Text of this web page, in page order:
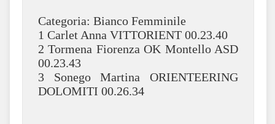
Categoria: Bianco Femminile
1 Carlet Anna VITTORIENT 00.23.40
2 Tormena Fiorenza OK Montello ASD
00.23.43
3 Sonego Martina ORIENTEERING
DOLOMITI 00.26.34